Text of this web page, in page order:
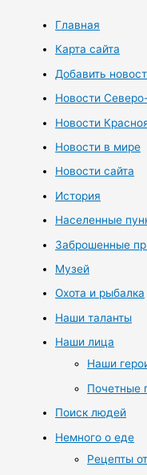
Главная
Карта сайта
Добавить
Новости
Новости
Новости в мире
Новости сайта
История
Населенные
Заброшенные
Музей
Охота и рыбалка
Наши таланты
Наши лица
Наши
Почетные
Поиск людей
Немного о еде
Рецепты